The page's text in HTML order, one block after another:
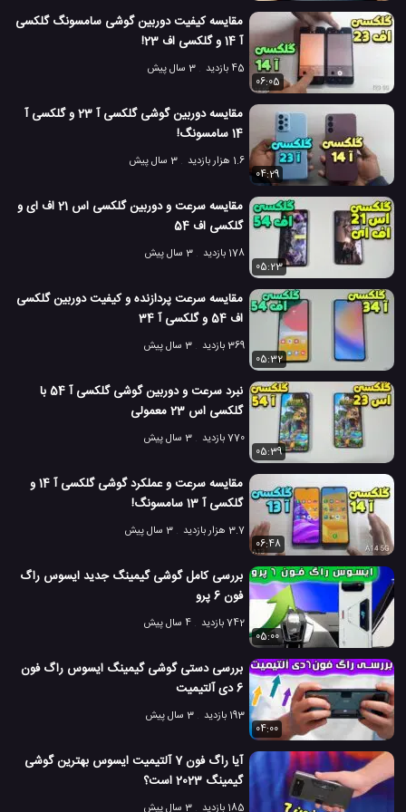
# مقایسه دوربین موبایل # مقایسه گوشی همراه # مقایسه موبایل
موبایل Zenfone 6Z ایسوس
موبایل گلکسی A9 چهاردوربینه
3.9 هزار بازدید
7 سال پیش
مقایسه کیفیت دوربین گوشی سامسونگ گلکسی
آ 14 و گلکسی اف 23!
45 بازدید
3 سال پیش
06:05
مقایسه دوربین گوشی گلکسی آ 23 و گلکسی آ
14 سامسونگ!
1.6 هزار بازدید
3 سال پیش
04:29
مقایسه سرعت و دوربین گلکسی اس 21 اف ای و
گلکسی اف 54
178 بازدید
3 سال پیش
05:23
مقایسه سرعت پردازنده و کیفیت دوربین گلکسی
اف 54 و گلکسی آ 34
369 بازدید
3 سال پیش
05:32
نبرد سرعت و دوربین گوشی گلکسی آ 54 با
گلکسی اس 23 معمولی
770 بازدید
3 سال پیش
05:39
مقایسه سرعت و عملکرد گوشی گلکسی آ 14 و
گلکسی آ 13 سامسونگ!
3.7 هزار بازدید
3 سال پیش
06:48
بررسی کامل گوشی گیمینگ جدید ایسوس راگ
فون 6 پرو
742 بازدید
4 سال پیش
05:00
بررسی دستی گوشی گیمینگ ایسوس راگ فون
6 دی آلتیمیت
193 بازدید
3 سال پیش
04:00
آیا راگ فون 7 آلتیمیت ایسوس بهترین گوشی
گیمینگ 2023 است؟
185 بازدید 3 سال پیش